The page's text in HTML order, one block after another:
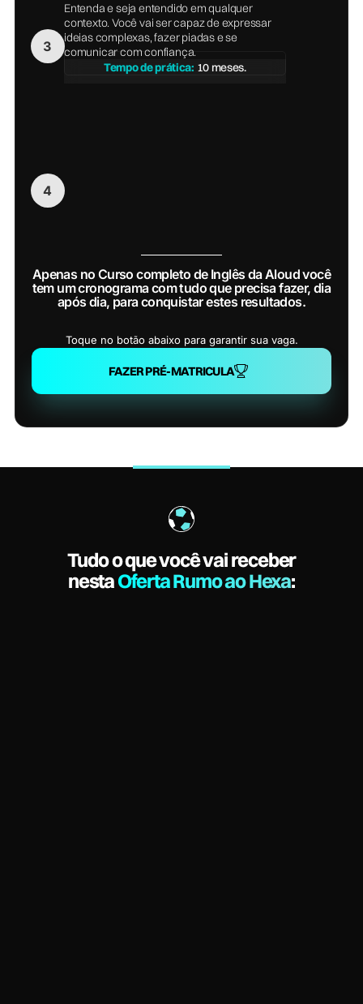
Entenda e seja entendido em qualquer
contexto. Você vai ser capaz de expressar
ideias complexas, fazer piadas e se
comunicar com confiança.
Tempo de prática: 10 meses.
Apenas no Curso completo de Inglês da Aloud você
tem um cronograma com tudo que precisa fazer, dia
após dia, para conquistar estes resultados.
Toque no botão abaixo para garantir sua vaga.
FAZER PRÉ-MATRICULA
Tudo o que você vai receber
nestaOferta Rumo ao Hexa: